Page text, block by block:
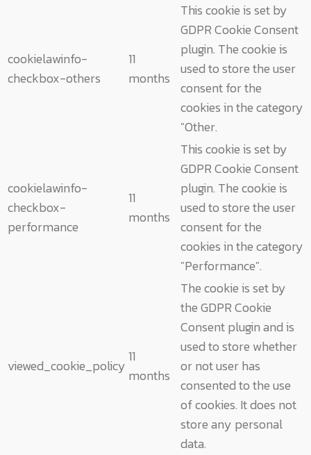
cookielawinfo-
checkbox-others
11
months
This cookie is set by
GDPR Cookie Consent
plugin. The cookie is
used to store the user
consent for the
cookies in the category
"Other.
cookielawinfo-
checkbox-
performance
11
months
This cookie is set by
GDPR Cookie Consent
plugin. The cookie is
used to store the user
consent for the
cookies in the category
"Performance".
viewed_cookie_policy
11
months
The cookie is set by
the GDPR Cookie
Consent plugin and is
used to store whether
or not user has
consented to the use
of cookies. It does not
store any personal
data.